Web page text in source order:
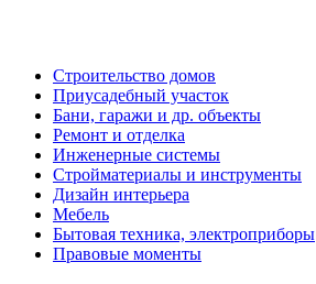
Строительство домов
Приусадебный участок
Бани, гаражи и др. объекты
Ремонт и отделка
Инженерные системы
Стройматериалы и инструменты
Дизайн интерьера
Мебель
Бытовая техника, электроприборы
Правовые моменты